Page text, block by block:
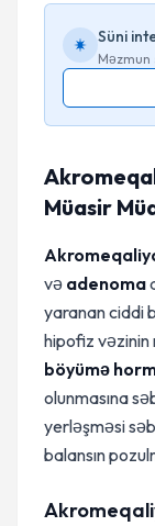
Süni
Məzmun
Müasir
və adenoma
yaranan ciddi
hipofiz
böyümə
olunmasına
yerləşməsi
balansın